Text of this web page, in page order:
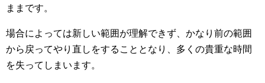
ままです。
場合によっては新しい範囲が理解できず、かなり前の範囲
から戻ってやり直しをすることとなり、多くの貴重な時間
を失ってしまいます。